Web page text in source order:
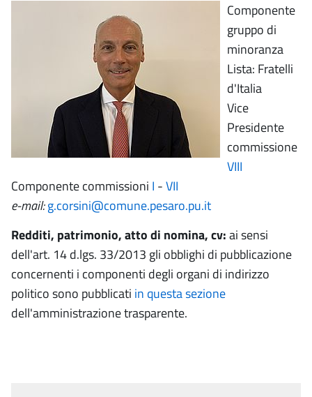
Componente
gruppo di
minoranza
Lista: Fratelli
d'Italia
Vice
Presidente
commissione
VIII
Componente commissioni I -VII
e-mail:g.corsini@comune.pesaro.pu.it
Redditi, patrimonio, atto di nomina, cv:ai sensi
dell'art. 14 d.lgs. 33/2013 gli obblighi di pubblicazione
concernenti i componenti degli organi di indirizzo
politico sono pubblicati in questa sezione
dell'amministrazione trasparente.